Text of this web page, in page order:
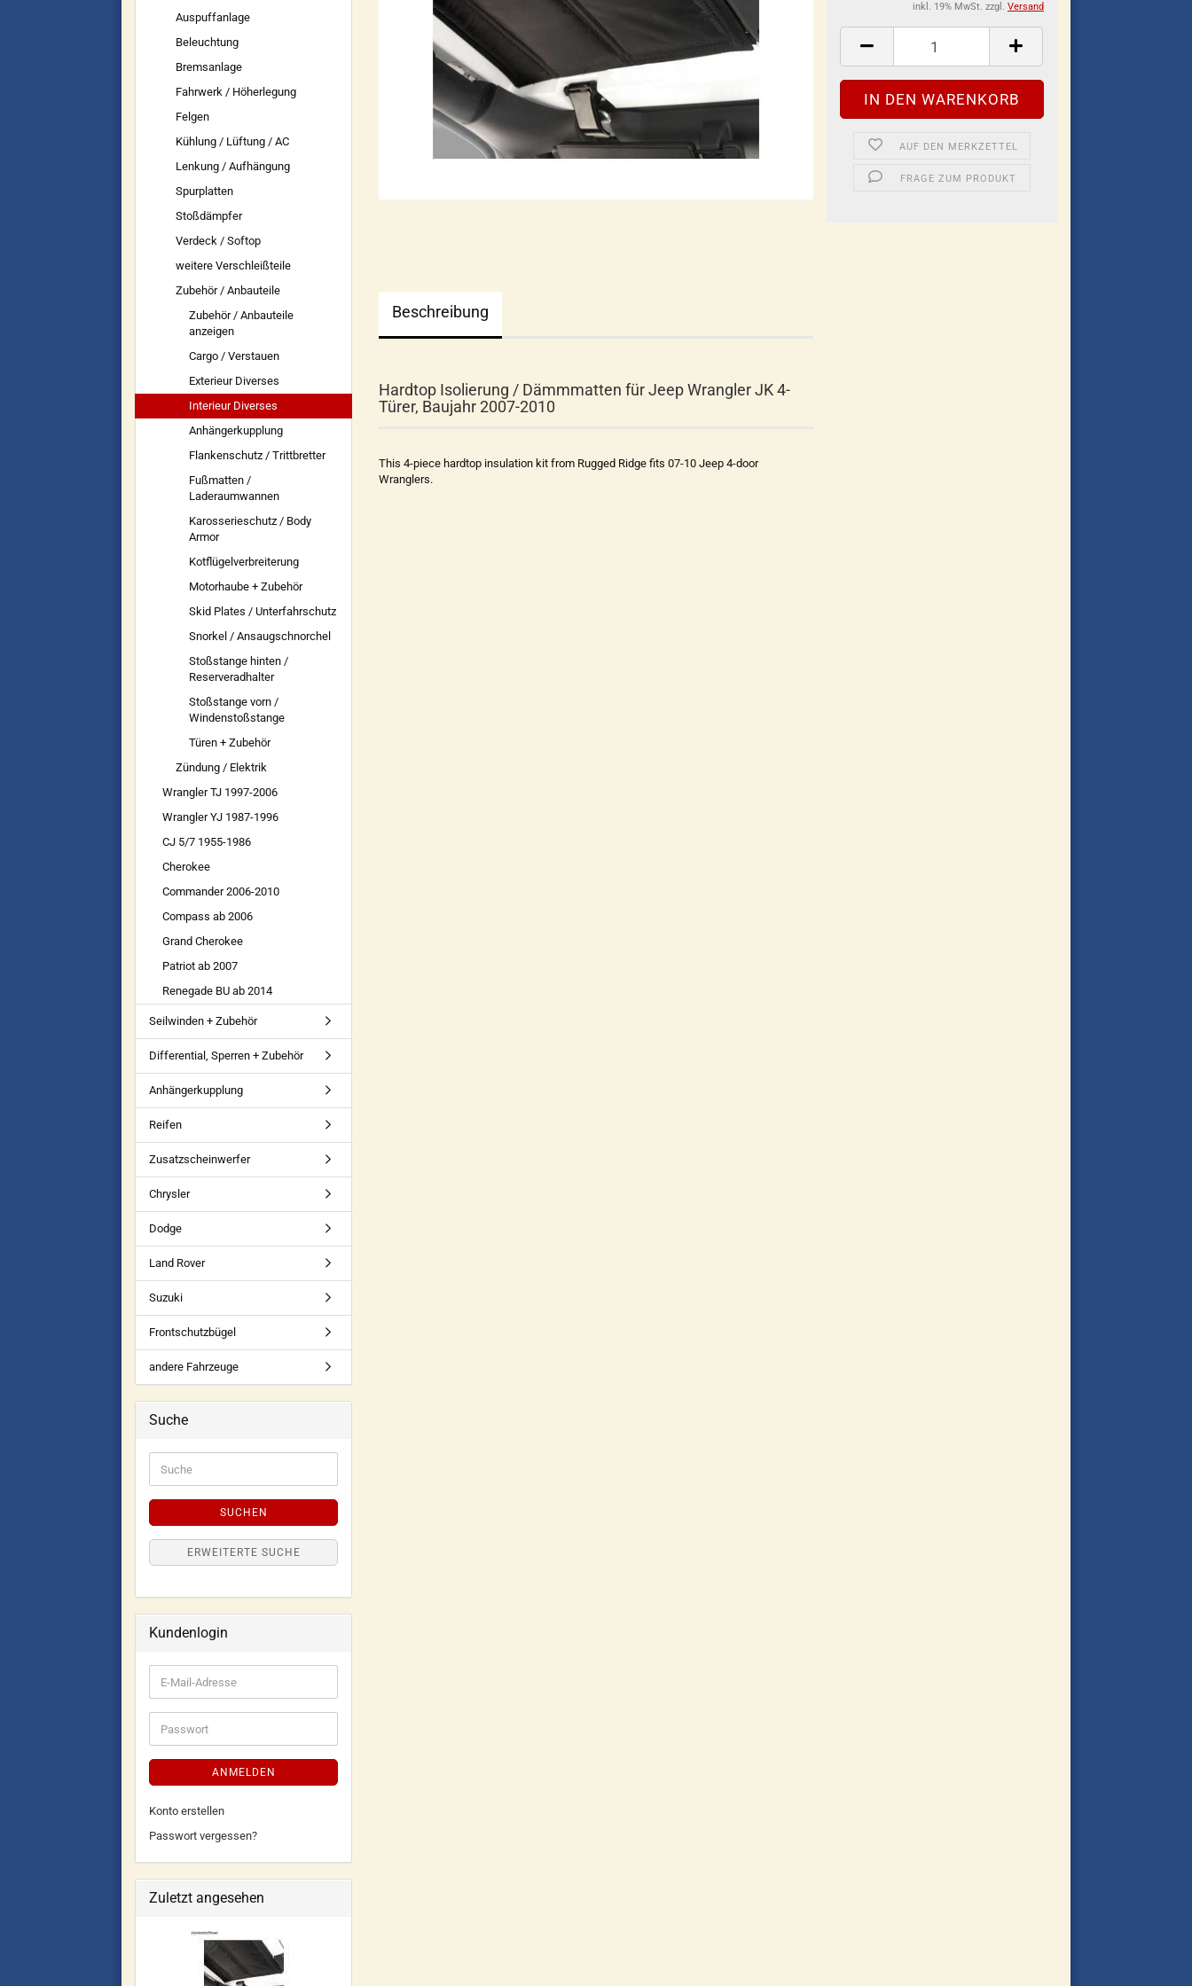
inkl. 19% MwSt. zzgl. Versand
AUF DEN MERKZETTEL
FRAGE ZUM PRODUKT
Beschreibung
Hardtop Isolierung / Dämmmatten für Jeep Wrangler JK 4-
Türer, Baujahr 2007-2010
This 4-piece hardtop insulation kit from Rugged Ridge fits 07-10 Jeep 4-door
Wranglers.
Auspuffanlage
Beleuchtung
Bremsanlage
Fahrwerk / Höherlegung
Felgen
Kühlung / Lüftung / AC
Lenkung / Aufhängung
Spurplatten
Stoßdämpfer
Verdeck / Softop
weitere Verschleißteile
Zubehör / Anbauteile
Zubehör / Anbauteile
anzeigen
Cargo / Verstauen
Exterieur Diverses
Interieur Diverses
Anhängerkupplung
Flankenschutz / Trittbretter
Fußmatten /
Laderaumwannen
Karosserieschutz / Body
Armor
Kotflügelverbreiterung
Motorhaube + Zubehör
Skid Plates / Unterfahrschutz
Snorkel / Ansaugschnorchel
Stoßstange hinten /
Reserveradhalter
Stoßstange vorn /
Windenstoßstange
Türen + Zubehör
Zündung / Elektrik
Wrangler TJ 1997-2006
Wrangler YJ 1987-1996
CJ 5/7 1955-1986
Cherokee
Commander 2006-2010
Compass ab 2006
Grand Cherokee
Patriot ab 2007
Renegade BU ab 2014
Seilwinden + Zubehör
Differential, Sperren + Zubehör
Anhängerkupplung
Reifen
Zusatzscheinwerfer
Chrysler
Dodge
Land Rover
Suzuki
Frontschutzbügel
andere Fahrzeuge
Suche
SUCHEN
ERWEITERTE SUCHE
Kundenlogin
ANMELDEN
Konto erstellen
Passwort vergessen?
Zuletzt angesehen